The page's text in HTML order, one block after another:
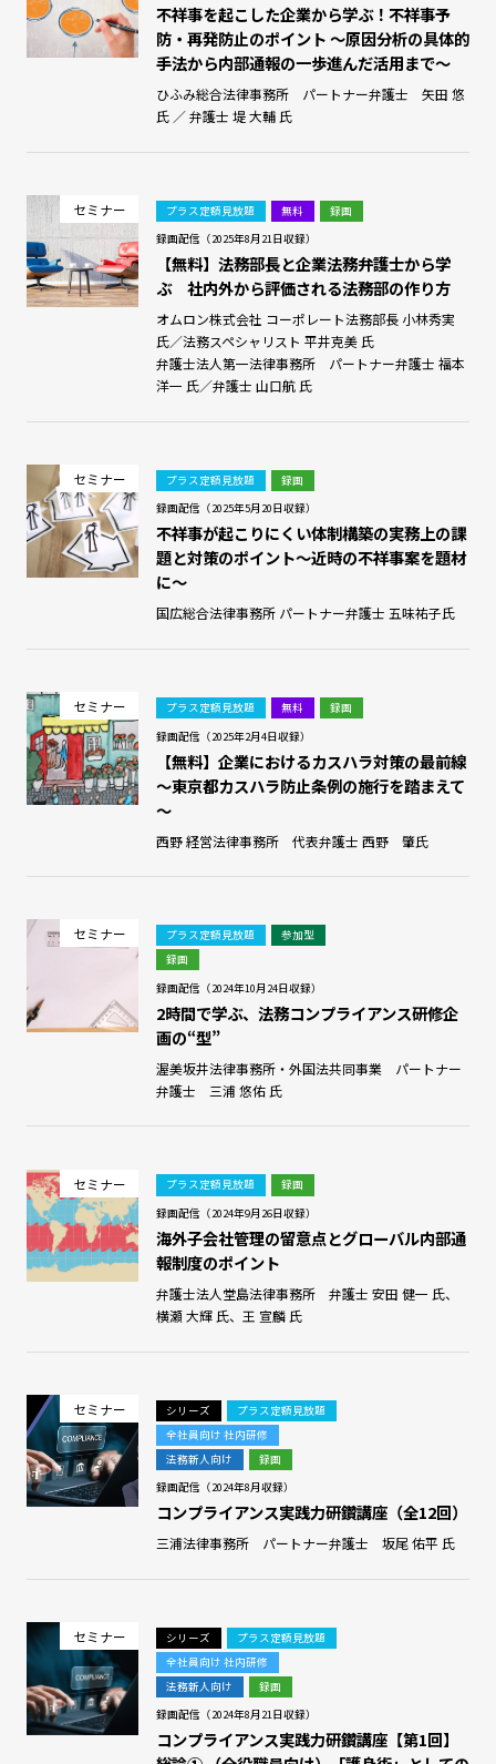
不祥事を起こした企業から学ぶ！不祥事予
防・再発防止のポイント ～原因分析の具体的
手法から内部通報の一歩進んだ活用まで～
ひふみ総合法律事務所 パートナー弁護士 矢田 悠
氏 ／ 弁護士 堤 大輔 氏
セミナー プラス定額見放題 無料
録画
録画配信（2025年8月21日収録）
【無料】法務部長と企業法務弁護士から学
ぶ 社内外から評価される法務部の作り方
オムロン株式会社 コーポレート法務部長 小林秀実
氏／法務スペシャリスト 平井克美 氏
弁護士法人第一法律事務所 パートナー弁護士 福本
洋一 氏／弁護士 山口航 氏
セミナー プラス定額見放題
録画
録画配信（2025年5月20日収録）
不祥事が起こりにくい体制構築の実務上の課
題と対策のポイント～近時の不祥事案を題材
に～
国広総合法律事務所 パートナー弁護士 五味祐子氏
セミナー プラス定額見放題 無料
録画
録画配信（2025年2月4日収録）
【無料】企業におけるカスハラ対策の最前線
～東京都カスハラ防止条例の施行を踏まえて
～
西野 経営法律事務所 代表弁護士 西野 肇氏
セミナー プラス定額見放題
参加型
録画
録画配信（2024年10月24日収録）
2時間で学ぶ、法務コンプライアンス研修企
画の“型”
渥美坂井法律事務所・外国法共同事業 パートナー
弁護士 三浦 悠佑 氏
セミナー プラス定額見放題
録画
録画配信（2024年9月26日収録）
海外子会社管理の留意点とグローバル内部通
報制度のポイント
弁護士法人堂島法律事務所 弁護士 安田 健一 氏、
横瀬 大輝 氏、王 宣麟 氏
セミナー シリーズ
プラス定額見放題
全社員向け 社内研修
法務新人向け
録画
録画配信（2024年8月収録）
コンプライアンス実践力研鑽講座（全12回）
三浦法律事務所 パートナー弁護士 坂尾 佑平 氏
セミナー シリーズ
プラス定額見放題
全社員向け 社内研修
法務新人向け
録画
録画配信（2024年8月21日収録）
コンプライアンス実践力研鑽講座【第1回】